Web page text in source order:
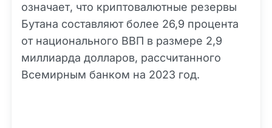
означает, что криптовалютные резервы
Бутана составляют более 26,9 процента
от национального ВВП в размере 2,9
миллиарда долларов, рассчитанного
Всемирным банком на 2023 год.